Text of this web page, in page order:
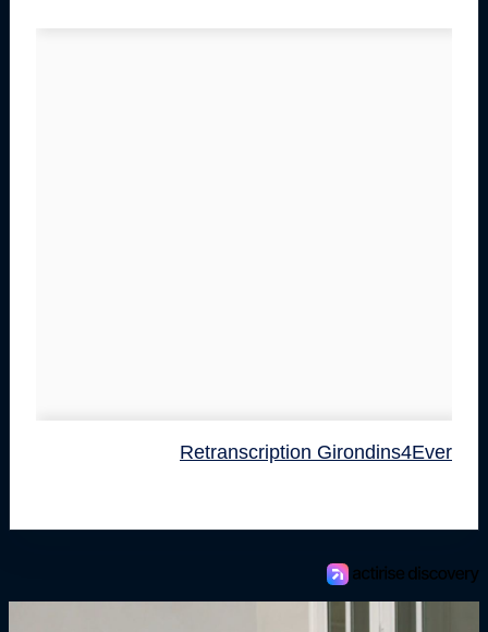
Retranscription Girondins4Ever